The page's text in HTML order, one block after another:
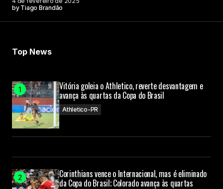
by Tiago Brandão
Top News
Vitória goleia o Athletico, reverte desvantagem e
avança às quartas da Copa do Brasil
Athletico-PR
Corinthians vence o Internacional, mas é eliminado
da Copa do Brasil; Colorado avança às quartas